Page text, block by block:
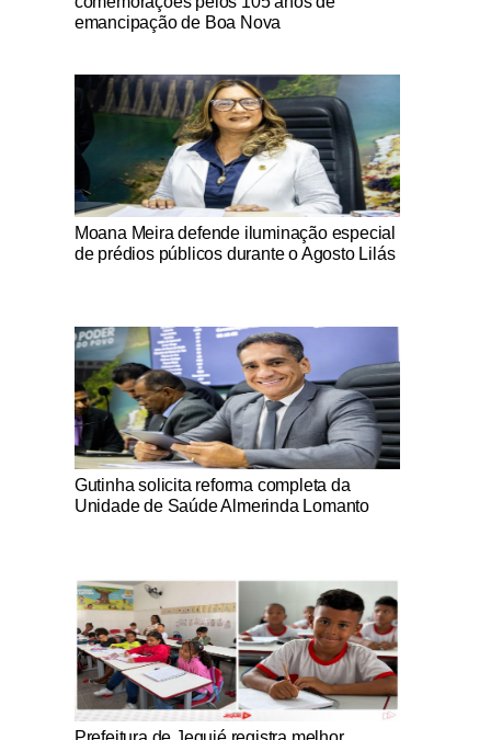
emancipação de Boa Nova
Notícias Católicas
Moana Meira defende iluminação especial
de prédios públicos durante o Agosto Lilás
Notícias Católicas
Gutinha solicita reforma completa da
Unidade de Saúde Almerinda Lomanto
Notícias Católicas